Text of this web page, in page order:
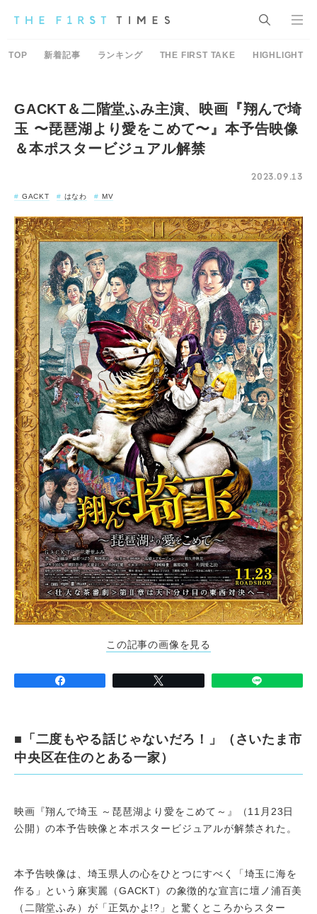
TOP 新着記事 ランキング THE FIRST TAKE HIGHLIGHT
GACKT＆二階堂ふみ主演、映画『翔んで埼
玉 〜琵琶湖より愛をこめて〜』本予告映像
＆本ポスタービジュアル解禁
2023.09.13
GACKT はなわ MV
この記事の画像を見る
■「二度もやる話じゃないだろ！」（さいたま市
中央区在住のとある一家）
映画『翔んで埼玉 ～琵琶湖より愛をこめて～』（11月23日
公開）の本予告映像と本ポスタービジュアルが解禁された。
本予告映像は、埼玉県人の心をひとつにすべく「埼玉に海を
作る」という麻実麗（GACKT）の象徴的な宣言に壇ノ浦百美
（二階堂ふみ）が「正気かよ!?」と驚くところからスター